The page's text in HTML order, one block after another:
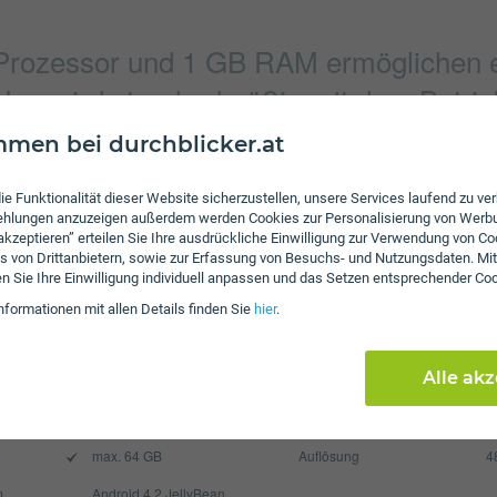
bei durchblicker.at
Funktionalität dieser Website sicherzustellen, unsere Services laufend zu
anzuzeigen außerdem werden Cookies zur Personalisierung von
erteilen Sie Ihre ausdrückliche Einwilligung zur Verwendung von
von Drittanbietern, sowie zur Erfassung von Besuchs- und Nutzungsdaten.
Sie Ihre Einwilligung individuell anpassen und das Setzen entsprechender
mit allen Details finden Sie hier.
Alle
und 1 GB RAM
wird standardmäßig mit dem
ausgeliefert.
640 x 480 Pixel
2560 x 1920 Pixel
Verbindung
Bluetooth
max. 64 GB
Android 4.2 JellyBean
Auflösung